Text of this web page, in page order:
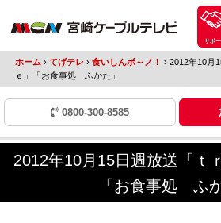
サポー
ホーム › てげテレ › 食いしんボ～ノ！ ›2012年10月
ｅ」「お食事処 ふかた」
0800-300-8585
2012年10月15日週放送「ｔ
「お食事処 ふか